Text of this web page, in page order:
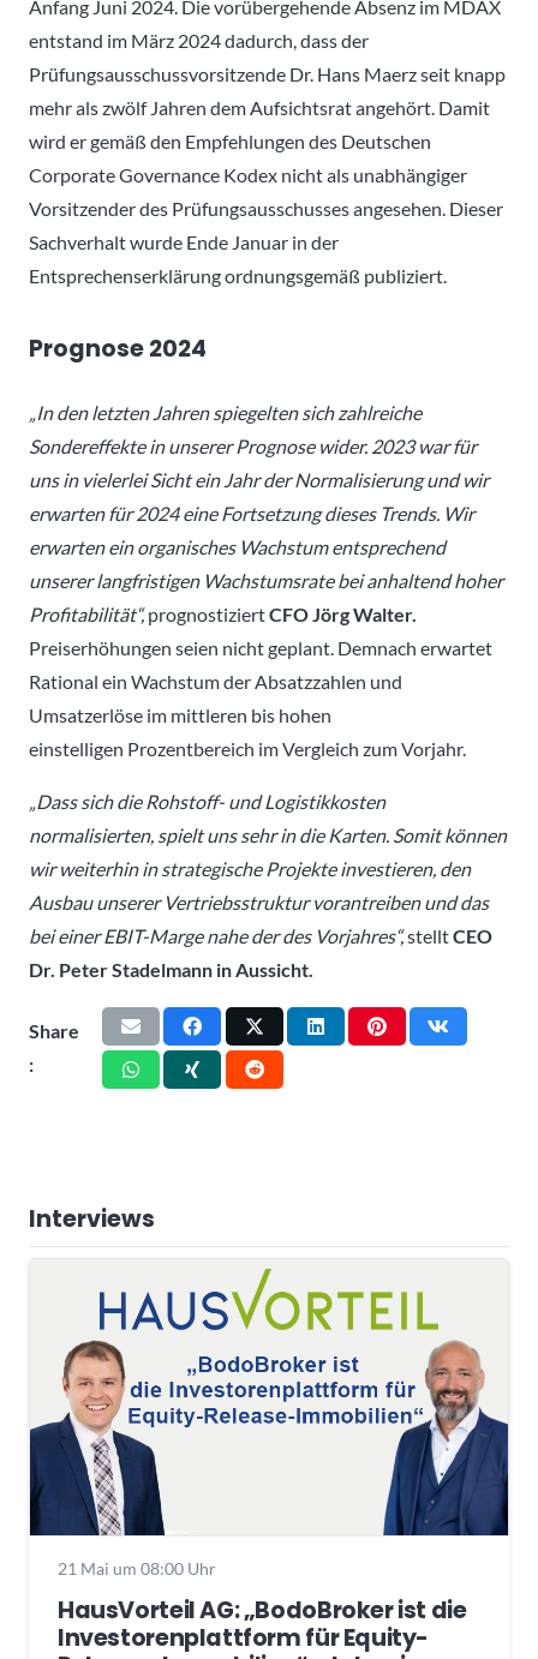
Anfang Juni 2024. Die vorübergehende Absenz im MDAX
entstand im März 2024 dadurch, dass der
Prüfungsausschussvorsitzende Dr. Hans Maerz seit knapp
mehr als zwölf Jahren dem Aufsichtsrat angehört. Damit
wird er gemäß den Empfehlungen des Deutschen
Corporate Governance Kodex nicht als unabhängiger
Vorsitzender des Prüfungsausschusses angesehen. Dieser
Sachverhalt wurde Ende Januar in der
Entsprechenserklärung ordnungsgemäß publiziert.
Prognose 2024
„In den letzten Jahren spiegelten sich zahlreiche
Sondereffekte in unserer Prognose wider. 2023 war für
uns in vielerlei Sicht ein Jahr der Normalisierung und wir
erwarten für 2024 eine Fortsetzung dieses Trends. Wir
erwarten ein organisches Wachstum entsprechend
unserer langfristigen Wachstumsrate bei anhaltend hoher
Profitabilität“,prognostiziertCFO Jörg Walter.
Preiserhöhungen seien nicht geplant. Demnach erwartet
Rational ein Wachstum der Absatzzahlen und
Umsatzerlöse im mittleren bis hohen
einstelligen Prozentbereich im Vergleich zum Vorjahr.
„Dass sich die Rohstoff- und Logistikkosten
normalisierten, spielt uns sehr in die Karten. Somit können
wir weiterhin in strategische Projekte investieren, den
Ausbau unserer Vertriebsstruktur vorantreiben und das
bei einer EBIT-Marge nahe der des Vorjahres“,stelltCEO
Dr. Peter Stadelmann in Aussicht.
Share
:
Interviews
21 Mai um 08:00 Uhr
HausVorteil AG: „BodoBroker ist die
Investorenplattform für Equity-